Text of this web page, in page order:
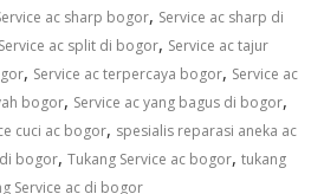
ac sharp bogor, Service ac sharp di
Service ac split di bogor, Service ac tajur
, Service ac terpercaya bogor, Service ac
bogor, Service ac yang bagus di bogor,
cuci ac bogor, spesialis reparasi aneka ac
bogor,Tukang Service ac bogor,tukang
Service ac di bogor